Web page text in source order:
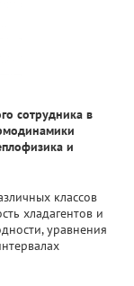
сотрудника в
и
классов
хладагентов и
уравнения